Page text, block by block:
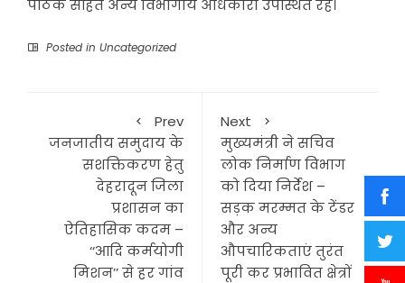
पाठक सहित अन्य विभागीय अधिकारी उपस्थित रहे।
Posted in Uncategorized
Prev
जनजातीय समुदाय के
सशक्तिकरण हेतु
देहरादून जिला
प्रशासन का
ऐतिहासिक कदम –
‘‘आदि कर्मयोगी
मिशन’’ से हर गांव
Next
मुख्यमंत्री ने सचिव
लोक निर्माण विभाग
को दिया निर्देश –
सड़क मरम्मत के टेंडर
और अन्य
औपचारिकताएं तुरंत
पूरी कर प्रभावित क्षेत्रों